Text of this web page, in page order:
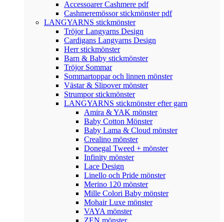
Accessoarer Cashmere pdf
Cashmeremössor stickmönster pdf
LANGYARNS stickmönster
Tröjor Langyarns Design
Cardigans Langyarns Design
Herr stickmönster
Barn & Baby stickmönster
Tröjor Sommar
Sommartoppar och linnen mönster
Västar & Slipover mönster
Strumpor stickmönster
LANGYARNS stickmönster efter garn
Amira & YAK mönster
Baby Cotton Mönster
Baby Lama & Cloud mönster
Crealino mönster
Donegal Tweed + mönster
Infinity mönster
Lace Design
Linello och Pride mönster
Merino 120 mönster
Mille Colori Baby mönster
Mohair Luxe mönster
VAYA mönster
ZEN mönster